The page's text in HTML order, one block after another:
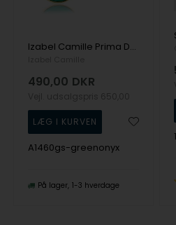
Izabel Camille Prima Donna forgyldt sølv Øreringe blank, model A1460gs-greenonyx
490,00 DKR
A1460gs-greenonyx
På lager 1-3 hverdage